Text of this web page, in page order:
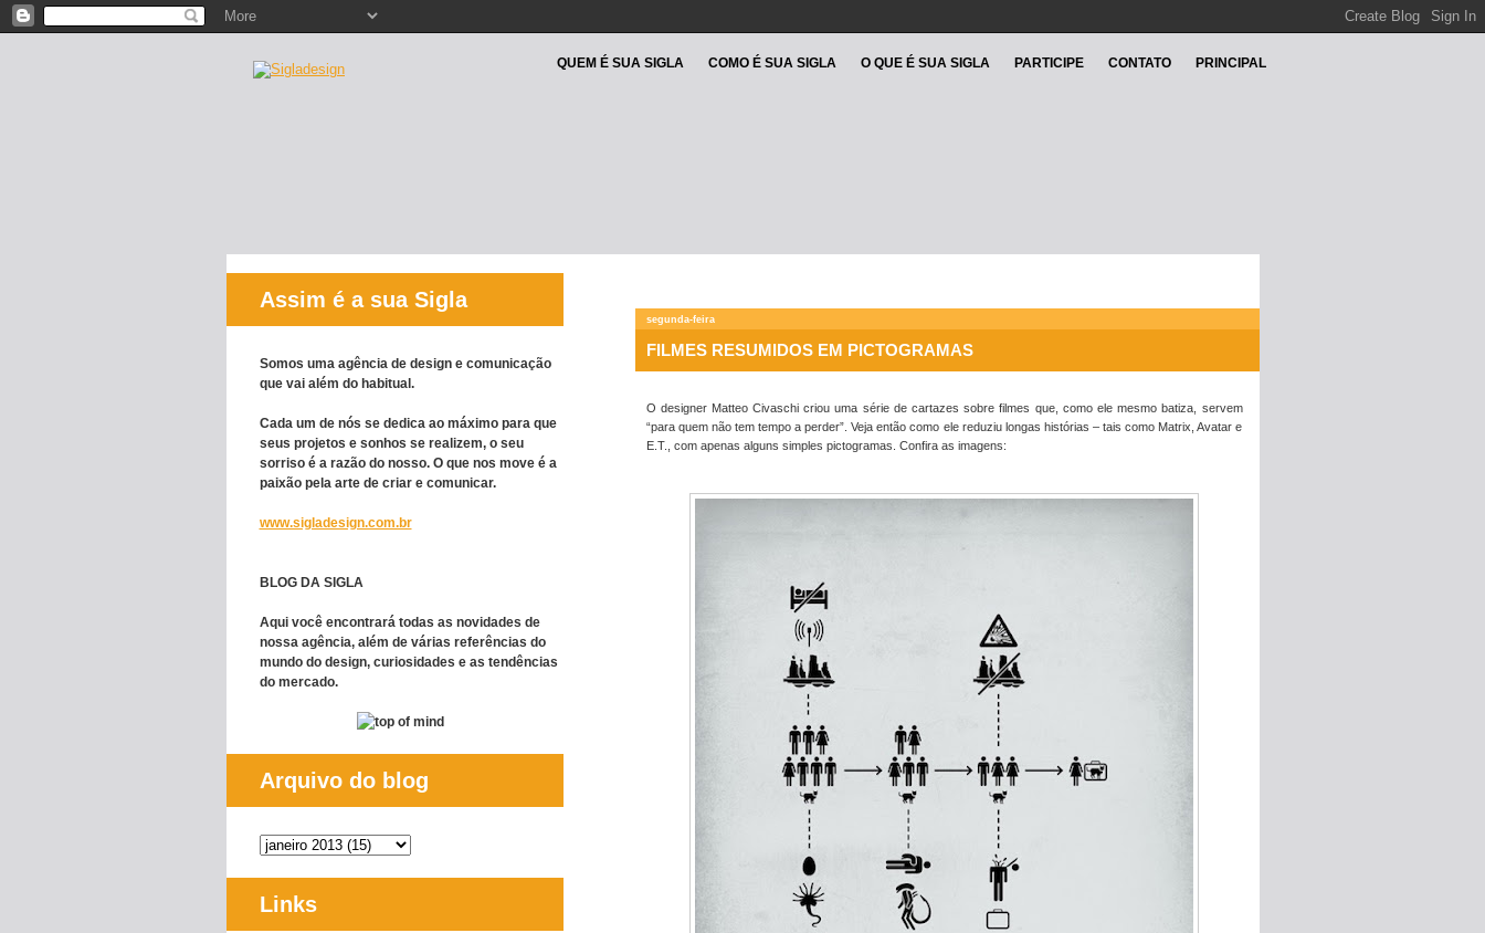
QUEM É SUA SIGLA COMO É SUA SIGLA O QUE É SUA SIGLA PARTICIPE CONTATO PRINCIPAL
segunda-feira
FILMES RESUMIDOS EM PICTOGRAMAS
O designer Matteo Civaschi criou uma série de cartazes sobre filmes que, como ele mesmo batiza, servem
“para quem não tem tempo a perder”. Veja então como ele reduziu longas histórias – tais como Matrix, Avatar e
E.T., com apenas alguns simples pictogramas. Confira as imagens:
Assim é a sua Sigla
Somos uma agência de design e comunicação
que vai além do habitual.
Cada um de nós se dedica ao máximo para que
seus projetos e sonhos se realizem, o seu
sorriso é a razão do nosso. O que nos move é a
paixão pela arte de criar e comunicar.
www.sigladesign.com.br
BLOG DA SIGLA
Aqui você encontrará todas as novidades de
nossa agência, além de várias referências do
mundo do design, curiosidades e as tendências
do mercado.
Arquivo do blog
Links